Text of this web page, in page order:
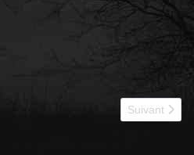
12RC Article
Suivant